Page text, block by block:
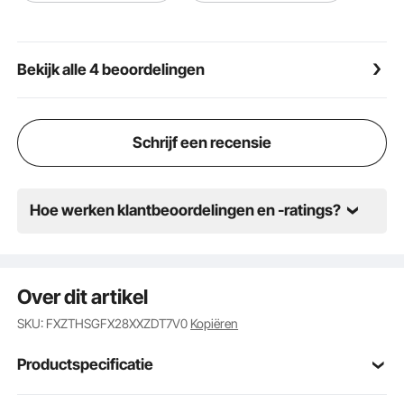
transport te verminderen en de productintegriteit te
Bekijk alle 4 beoordelingen
Schrijf een recensie
Hoe werken klantbeoordelingen en -ratings?
Over dit artikel
SKU: FXZTHSGFX28XXZDT7V0 Kopiëren
Productspecificatie